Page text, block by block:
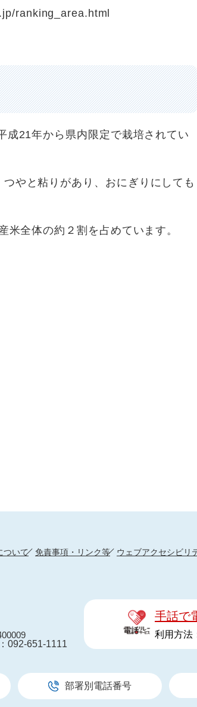
ranking_area.html
21年から県内限定で栽培されてい
やと粘りがあり、おにぎりにしても
全体の約２割を占めています。
ついて 免責事項・リンク等 ウェブアクセシビリ
092-651-1111
手話で
利用方法
部署別電話番号